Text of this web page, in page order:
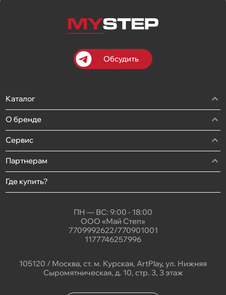
Обсудить
Каталог
О бренде
Сервис
Партнерам
Где купить?
ПН — ВС: 9:00 - 18:00
ООО «Май Степ»
7709992622/770901001
1177746257996
105120 / Москва, ст. м. Курская, ArtPlay, ул. Нижняя
Сыромятническая, д. 10, стр. 3, 3 этаж